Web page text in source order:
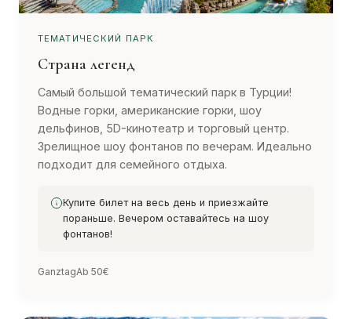
ТЕМАТИЧЕСКИЙ ПАРК
Страна легенд
Самый большой тематический парк в Турции!
Водные горки, американские горки, шоу
дельфинов, 5D-кинотеатр и торговый центр.
Зрелищное шоу фонтанов по вечерам. Идеально
подходит для семейного отдыха.
Купите билет на весь день и приезжайте
пораньше. Вечером оставайтесь на шоу
фонтанов!
GanztagAb 50€